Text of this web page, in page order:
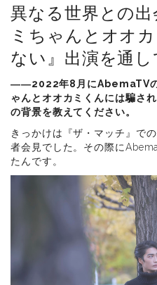
異なる世界との
ミちゃんとオオ
ない』出演を通し
――2022年8月にAbemaTVの
ゃんとオオカミくんには騙さ
の背景を教えてください。
きっかけは『ザ・マッチ』で
者会見でした。その際に
たんです。